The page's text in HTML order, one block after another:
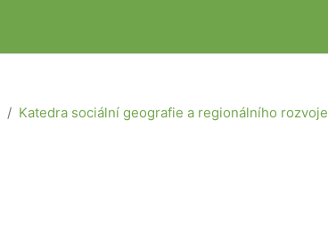
Katedra sociální geografie a regionálního rozvoje